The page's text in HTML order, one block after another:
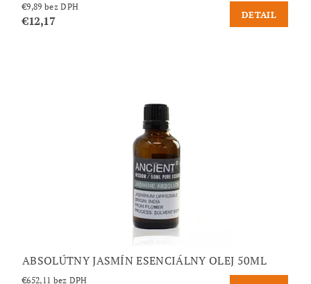
€9,89 bez DPH
€12,17 DETAIL
ABSOLÚTNY JASMÍN ESENCIÁLNY OLEJ 50ML
€652,11 bez DPH